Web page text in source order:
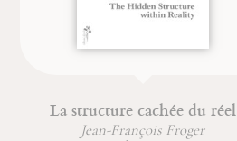
La structure cachée du réel
Jean-François Froger